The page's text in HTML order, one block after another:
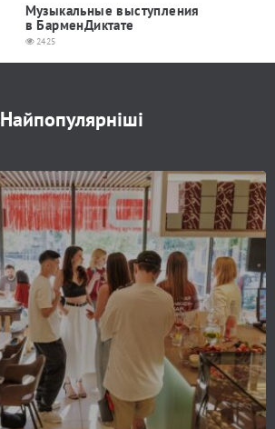
Музыкальные выступления
в БарменДиктате
2425
Найпопулярніші